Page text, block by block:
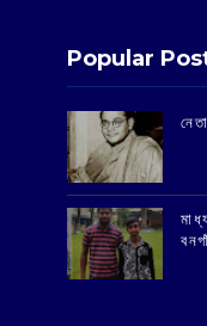
Popular